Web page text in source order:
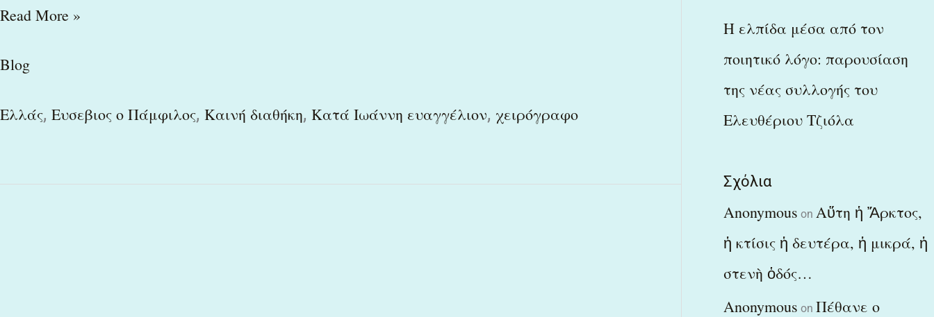
Read More »
Blog
Ελλάς, Ευσεβιος ο Πάμφιλος, Καινή διαθήκη, Κατά Ιωάννη ευαγγέλιον, χειρόγραφο
Η ελπίδα μέσα από τον
ποιητικό λόγο: παρουσίαση
της νέας συλλογής του
Ελευθέριου Τζιόλα
Σχόλια
Anonymous on Αὕτη ἡ Ἄρκτος,
ἡ κτίσις ἡ δευτέρα, ἡ μικρά, ἡ
στενὴ ὁδός…
Anonymous on Πέθανε ο